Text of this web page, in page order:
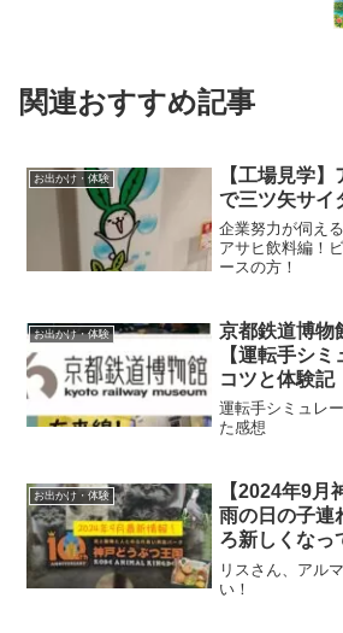
関連おすすめ記事
お出かけ・体験
【工場見学
で三ツ矢サイ
企業努力が伺え
アサヒ飲料編！
ースの方！
お出かけ・体験
京都鉄道博物
【運転手シ
コツと体験記
運転手シミュレ
た感想
お出かけ・体験
【2024年9月
雨の日の子連
ろ新しくなっ
リスさん、アル
い！